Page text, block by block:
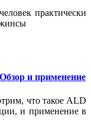
практически
и применение
что такое ALD
и применение в